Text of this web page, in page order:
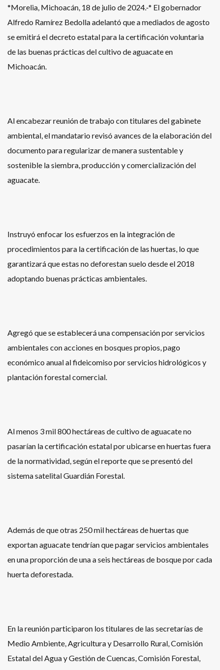
*Morelia, Michoacán, 18 de julio de 2024.-* El gobernador
Alfredo Ramírez Bedolla adelantó que a mediados de agosto
se emitirá el decreto estatal para la certificación voluntaria
de las buenas prácticas del cultivo de aguacate en
Michoacán.
Al encabezar reunión de trabajo con titulares del gabinete
ambiental, el mandatario revisó avances de la elaboración del
documento para regularizar de manera sustentable y
sostenible la siembra, producción y comercialización del
aguacate.
Instruyó enfocar los esfuerzos en la integración de
procedimientos para la certificación de las huertas, lo que
garantizará que estas no deforestan suelo desde el 2018
adoptando buenas prácticas ambientales.
Agregó que se establecerá una compensación por servicios
ambientales con acciones en bosques propios, pago
económico anual al fideicomiso por servicios hidrológicos y
plantación forestal comercial.
Al menos 3 mil 800 hectáreas de cultivo de aguacate no
pasarían la certificación estatal por ubicarse en huertas fuera
de la normatividad, según el reporte que se presentó del
sistema satelital Guardián Forestal.
Además de que otras 250 mil hectáreas de huertas que
exportan aguacate tendrían que pagar servicios ambientales
en una proporción de una a seis hectáreas de bosque por cada
huerta deforestada.
En la reunión participaron los titulares de las secretarías de
Medio Ambiente, Agricultura y Desarrollo Rural, Comisión
Estatal del Agua y Gestión de Cuencas, Comisión Forestal,